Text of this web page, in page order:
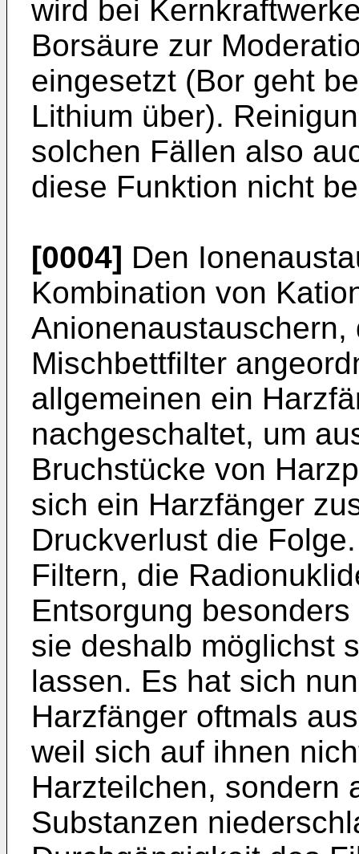
wird bei
Borsäure zur
eingesetzt (Bor geht
Lithium über).
solchen Fällen also
diese Funktion nicht
[0004] Den
Kombination von
Anionenaustauschern,
Mischbettfilter
allgemeinen ein
nachgeschaltet, um
Bruchstücke von
sich ein Harzfänger
Druckverlust die
Filtern, die
Entsorgung
sie deshalb möglichst
lassen. Es hat sich
Harzfänger oftmals
weil sich auf ihnen
Harzteilchen, sondern
Substanzen